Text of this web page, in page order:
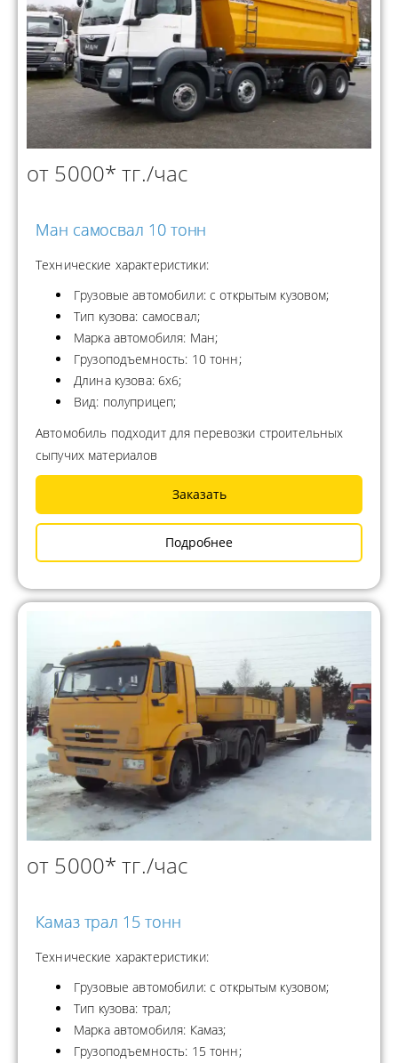
от 5000* тг./час
Ман самосвал 10 тонн
Технические характеристики:
Грузовые автомобили: с открытым кузовом;
Тип кузова: самосвал;
Марка автомобиля: Ман;
Грузоподъемность: 10 тонн;
Длина кузова: 6х6;
Вид: полуприцеп;
Автомобиль подходит для перевозки строительных
сыпучих материалов
Заказать
Подробнее
от 5000* тг./час
Камаз трал 15 тонн
Технические характеристики:
Грузовые автомобили: с открытым кузовом;
Тип кузова: трал;
Марка автомобиля: Камаз;
Грузоподъемность: 15 тонн;